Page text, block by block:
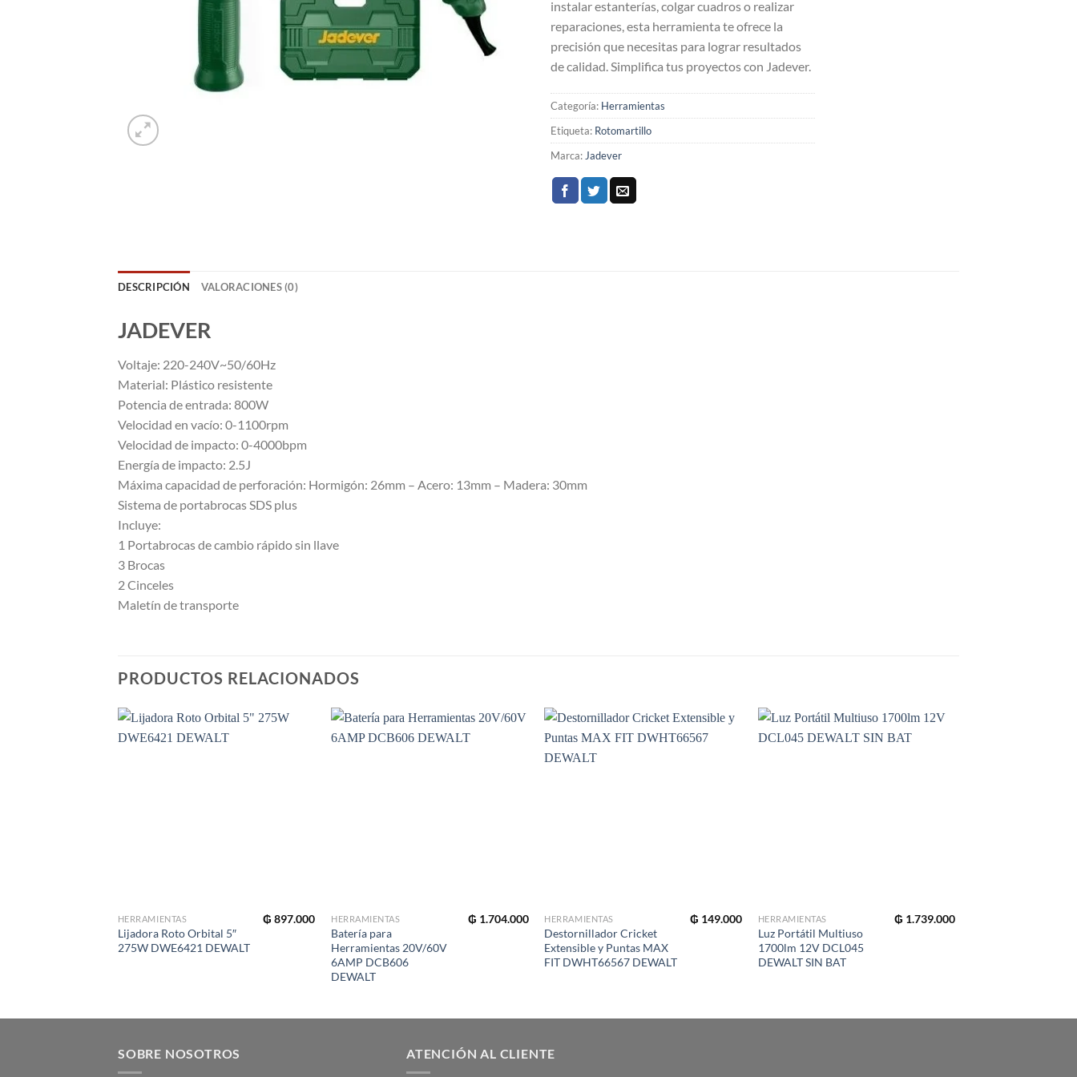
instalar estanterías, colgar cuadros o realizar
reparaciones, esta herramienta te ofrece la
precisión que necesitas para lograr resultados
de calidad. Simplifica tus proyectos con Jadever.
Categoría: Herramientas
Etiqueta: Rotomartillo
Marca: Jadever
DESCRIPCIÓN VALORACIONES (0)
JADEVER
Voltaje: 220-240V~50/60Hz
Material: Plástico resistente
Potencia de entrada: 800W
Velocidad en vacío: 0-1100rpm
Velocidad de impacto: 0-4000bpm
Energía de impacto: 2.5J
Máxima capacidad de perforación: Hormigón: 26mm – Acero: 13mm – Madera: 30mm
Sistema de portabrocas SDS plus
Incluye:
1 Portabrocas de cambio rápido sin llave
3 Brocas
2 Cinceles
Maletín de transporte
PRODUCTOS RELACIONADOS
HERRAMIENTAS
Lijadora Roto Orbital 5″
275W DWE6421 DEWALT
₲ 897.000 HERRAMIENTAS
Batería para
Herramientas 20V/60V
6AMP DCB606
DEWALT
₲ 1.704.000 HERRAMIENTAS
Destornillador Cricket
Extensible y Puntas MAX
FIT DWHT66567 DEWALT
₲ 149.000 HERRAMIENTAS
Luz Portátil Multiuso
1700lm 12V DCL045
DEWALT SIN BAT
₲ 1.739.000
SOBRE NOSOTROS ATENCIÓN AL CLIENTE